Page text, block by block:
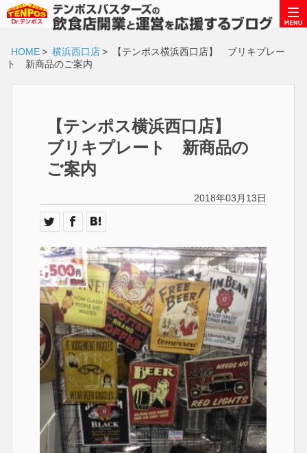
HOME> 横浜西口店>
【テンポス横浜西口店】 ブリキプレー
ト 新商品のご案内
【テンポス横浜西口店】
ブリキプレート 新商品の
ご案内
2018年03月13日